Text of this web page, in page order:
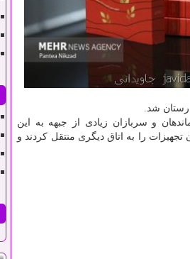
و سربازان زیادی از جبهه به این
را به اتاق دیگری منتقل کردند و